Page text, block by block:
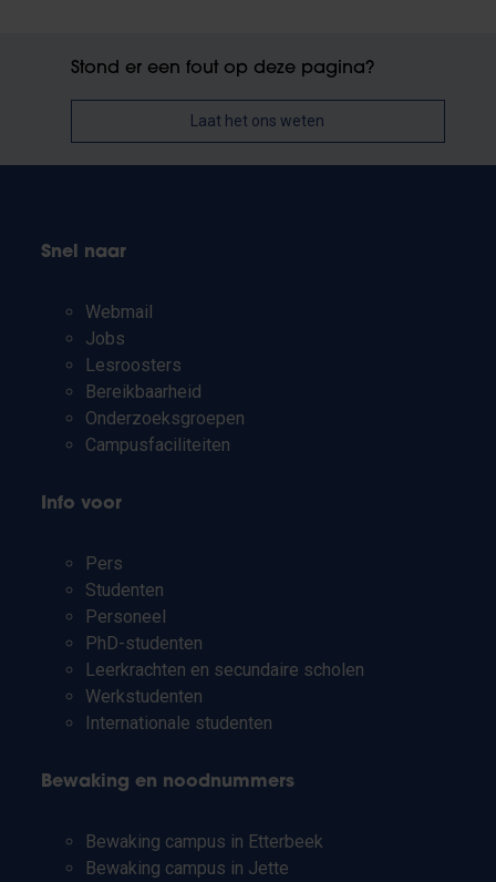
Stond er een fout op deze pagina?
Laat het ons weten
Snel naar
Webmail
Jobs
Lesroosters
Bereikbaarheid
Onderzoeksgroepen
Campusfaciliteiten
Info voor
Pers
Studenten
Personeel
PhD-studenten
Leerkrachten en secundaire scholen
Werkstudenten
Internationale studenten
Bewaking en noodnummers
Bewaking campus in Etterbeek
Bewaking campus in Jette